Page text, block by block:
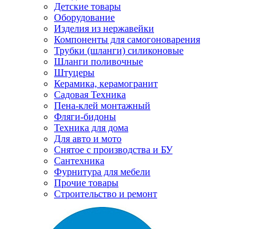
Детские товары
Оборудование
Изделия из нержавейки
Компоненты для самогоноварения
Трубки (шланги) силиконовые
Шланги поливочные
Штуцеры
Керамика, керамогранит
Садовая Техника
Пена-клей монтажный
Фляги-бидоны
Техника для дома
Для авто и мото
Снятое с производства и БУ
Сантехника
Фурнитура для мебели
Прочие товары
Строительство и ремонт